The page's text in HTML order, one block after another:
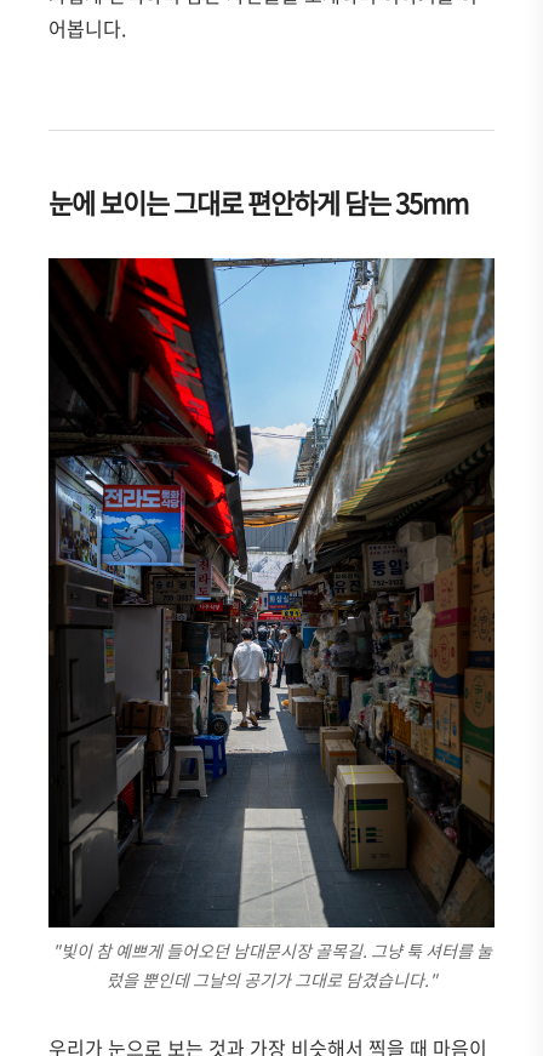
어봅니다.
눈에 보이는 그대로 편안하게 담는 35mm
"빛이 참 예쁘게 들어오던 남대문시장 골목길. 그냥 툭 셔터를 눌
렀을 뿐인데 그날의 공기가 그대로 담겼습니다."
우리가 눈으로 보는 것과 가장 비슷해서 찍을 때 마음이